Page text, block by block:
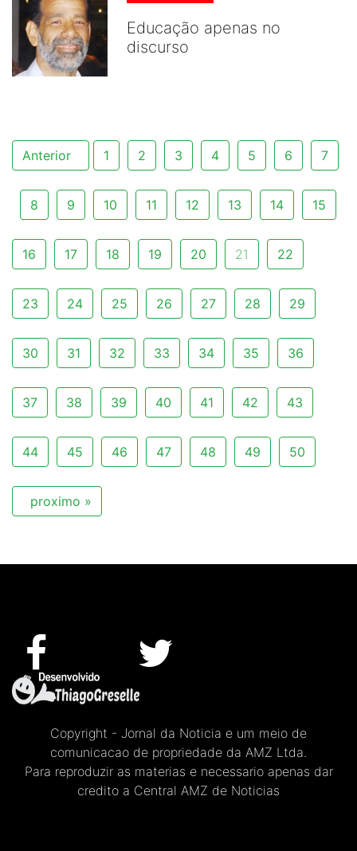
Educação apenas no
discurso
Anterior 1 2 3 4 5 6 7
8 9 10 11 12 13 14 15
16 17 18 19 20 21 22
23 24 25 26 27 28 29
30 31 32 33 34 35 36
37 38 39 40 41 42 43
44 45 46 47 48 49 50
proximo »
Copyright - Jornal da Noticia e um meio de
comunicacao de propriedade da AMZ Ltda.
Para reproduzir as materias e necessario apenas dar
credito a Central AMZ de Noticias